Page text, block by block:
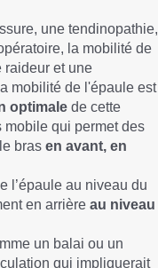
une tendinopathie,
la mobilité de
raideur et une
mobilité de l'épaule est
optimale de cette
qui permet des
bras en avant, en
l’épaule au niveau du
en arrière au niveau
un balai ou un
qui impliquerait